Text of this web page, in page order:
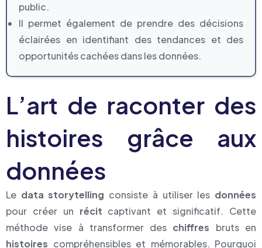
public.
Il permet également de prendre des décisions
éclairées en identifiant des tendances et des
opportunités cachées dans les données.
L’art de raconter des
histoires grâce aux
données
Le data storytelling consiste à utiliser les données
pour créer un récit captivant et significatif. Cette
méthode vise à transformer des chiffres bruts en
histoires compréhensibles et mémorables. Pourquoi